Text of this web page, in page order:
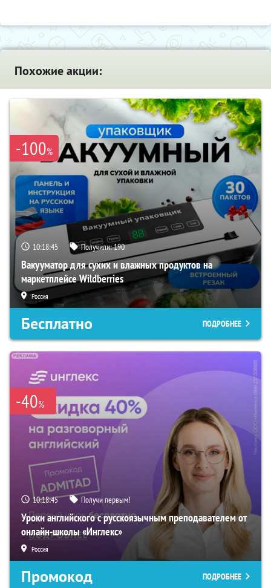
Похожие акции:
-100%
10:18:44 Получили:190
Вакууматор для сухих и влажных продуктов на
маркетплейсе Wildberries
Россия
Бесплатно ПОДРОБНЕЕ
-40%
10:18:44 Получи первым!
Уроки английского с русскоязычным преподавателем от
онлайн-школы «Инглекс»
Россия
Промокод ПОДРОБНЕЕ